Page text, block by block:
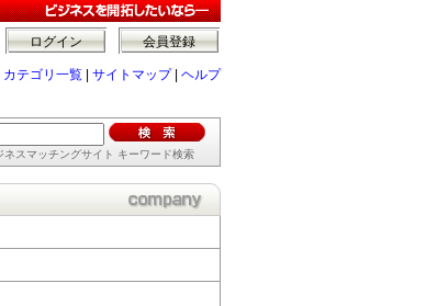
会員登録
ログイン
カテゴリ一覧 サイトマップ| ヘルプ
スマッチングサイト キーワード検索